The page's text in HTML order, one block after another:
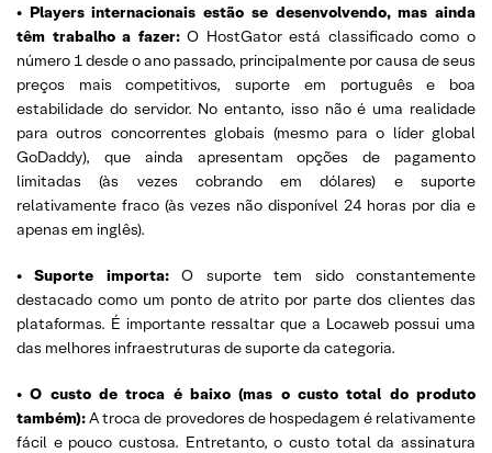
• Players internacionais estão se desenvolvendo, mas ainda
têm trabalho a fazer:O HostGator está classificado como o
número 1 desde o ano passado, principalmente por causa de seus
preços mais competitivos, suporte em português e boa
estabilidade do servidor. No entanto, isso não é uma realidade
para outros concorrentes globais (mesmo para o líder global
GoDaddy), que ainda apresentam opções de pagamento
limitadas (às vezes cobrando em dólares) e suporte
relativamente fraco (às vezes não disponível 24 horas por dia e
apenas em inglês).
• Suporte importa:O suporte tem sido constantemente
destacado como um ponto de atrito por parte dos clientes das
plataformas. É importante ressaltar que a Locaweb possui uma
das melhores infraestruturas de suporte da categoria.
• O custo de troca é baixo (mas o custo total do produto
também):A troca de provedores de hospedagem é relativamente
fácil e pouco custosa. Entretanto, o custo total da assinatura